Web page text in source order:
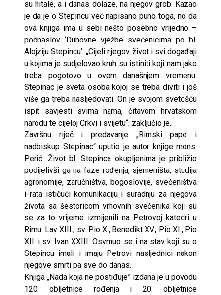
su hitale, a i danas dolaze, na njegov grob. Kazao
je da je o Stepincu već napisano puno toga, no da
ova knjiga ima u sebi nešto posebno vrijedno –
podnaslov ‘Duhovne vježbe svećenicima po bl.
Alojziju Stepincu’. „Cijeli njegov život i svi događaji
u kojima je sudjelovao kruh su istiniti koji nam jako
treba pogotovo u ovom današnjem vremenu.
Stepinac je sveta osoba kojoj se treba diviti i još
više ga treba nasljedovati. On je svojom svetošću
ispit savjesti svima nama, čitavom hrvatskom
narodu te cijeloj Crkvi i svijetu“, zaključio je.
Završnu riječ i predavanje „Rimski pape i
nadbiskup Stepinac“ uputio je autor knjige mons.
Perić. Život bl. Stepinca okupljenima je približio
podijelivši ga na faze rođenja, sjemeništa, studija
agronomije, zaručništva, bogoslovije, svećeništva
i rata ističući komunikaciju i suradnju za njegova
života sa šestoricom vrhovnih svećenika koji su
se za to vrijeme izmijenili na Petrovoj katedri u
Rimu: Lav XIII., sv. Pio X., Benedikt XV., Pio XI., Pio
XII. i sv. Ivan XXIII. Osvrnuo se i na stav koji su o
Stepincu imali i imaju Petrovi nasljednici nakon
njegove smrti pa sve do danas.
Knjiga „Nada koja ne postiđuje” izdana je u povodu
120. obljetnice rođenja i 20. obljetnice